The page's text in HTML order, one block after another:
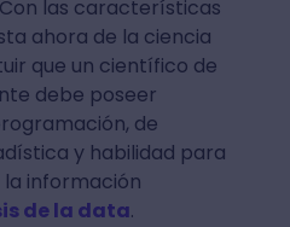
las características
ahora de la ciencia
que un científico de
debe poseer
de
y habilidad para
información
de la data.